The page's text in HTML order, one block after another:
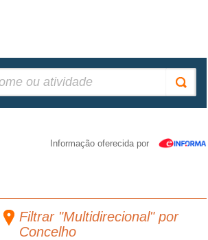
Informação oferecida por
Filtrar "Multidirecional" por
Concelho